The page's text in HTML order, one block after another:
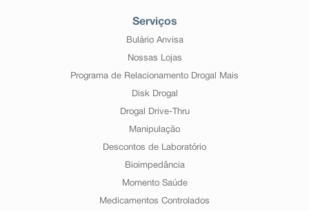
Serviços
Bulário Anvisa
Nossas Lojas
Programa de Relacionamento Drogal Mais
Disk Drogal
Drogal Drive-Thru
Manipulação
Descontos de Laboratório
Bioimpedância
Momento Saúde
Medicamentos Controlados